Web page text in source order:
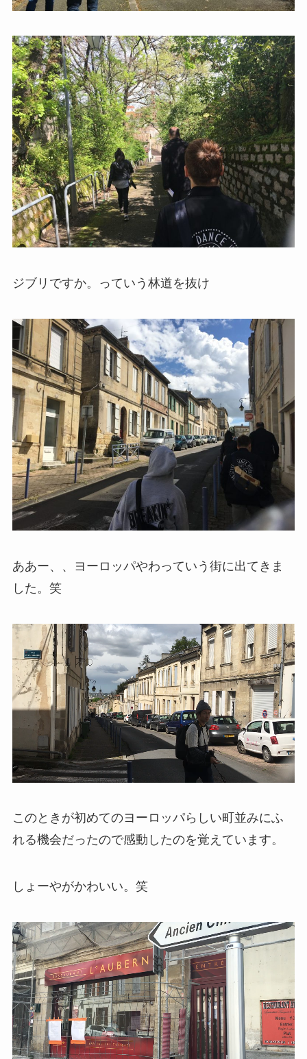
ジブリですか。っていう林道を抜け
ああー、、ヨーロッパやわっていう街に出てきま
した。笑
このときが初めてのヨーロッパらしい町並みにふ
れる機会だったので感動したのを覚えています。
しょーやがかわいい。笑